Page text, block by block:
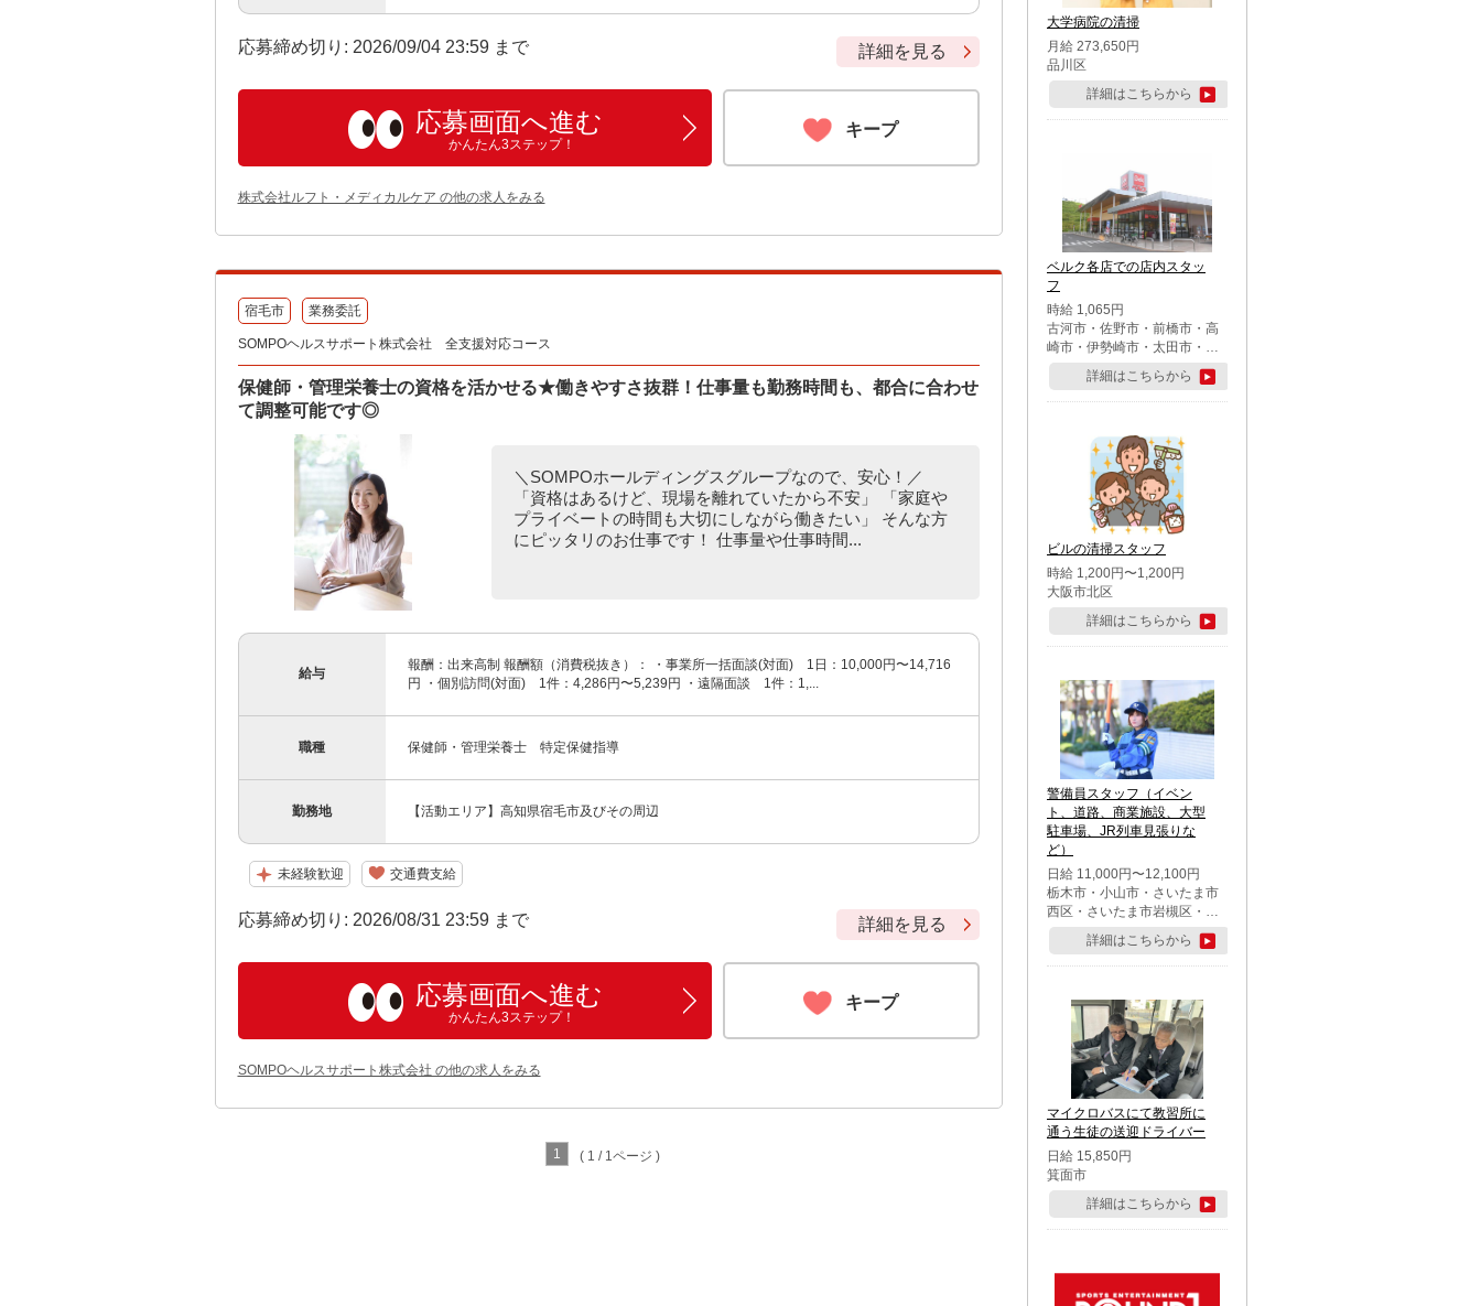
応募締め切り: 2026/09/04 23:59 まで 詳細を見る
応募画面へ進む
かんたん3ステップ！
キープ
株式会社ルフト・メディカルケア の他の求人をみる
宿毛市 業務委託
SOMPOヘルスサポート株式会社 全支援対応コース
保健師・管理栄養士の資格を活かせる★働きやすさ抜群！仕事量も勤務時間も、都合に合わせ
て調整可能です◎
＼SOMPOホールディングスグループなので、安心！／
「資格はあるけど、現場を離れていたから不安」 「家庭や
プライベートの時間も大切にしながら働きたい」 そんな方
にピッタリのお仕事です！ 仕事量や仕事時間...
給与
報酬：出来高制 報酬額（消費税抜き）： ・事業所一括面談(対面) 1日：10,000円〜14,716
円 ・個別訪問(対面) 1件：4,286円〜5,239円 ・遠隔面談 1件：1,...
職種 保健師・管理栄養士 特定保健指導
勤務地 【活動エリア】高知県宿毛市及びその周辺
未経験歓迎 交通費支給
応募締め切り: 2026/08/31 23:59 まで 詳細を見る
応募画面へ進む
かんたん3ステップ！
キープ
SOMPOヘルスサポート株式会社 の他の求人をみる
1 ( 1 / 1ページ )
大学病院の清掃
月給 273,650円
品川区
詳細はこちらから
ベルク各店での店内スタッ
フ
時給 1,065円
古河市・佐野市・前橋市・高
崎市・伊勢崎市・太田市・館
林市・藤岡市・大泉町・さい
たま市北区・川越市・熊谷
市・行田市・秩父市・所沢
市・鶴ケ島市・千葉市中央
区・市川市・松戸市・習志野
市・柏市・流山市・八千代
市・足立区・江戸川区・八王
子市・町田市
詳細はこちらから
ビルの清掃スタッフ
時給 1,200円〜1,200円
大阪市北区
詳細はこちらから
警備員スタッフ（イベン
ト、道路、商業施設、大型
駐車場、JR列車見張りな
ど）
日給 11,000円〜12,100円
栃木市・小山市・さいたま市
西区・さいたま市岩槻区・久
喜市・蓮田市
詳細はこちらから
マイクロバスにて教習所に
通う生徒の送迎ドライバー
日給 15,850円
箕面市
詳細はこちらから